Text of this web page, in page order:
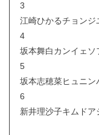
3
江崎ひかるチョンジ
4
坂本舞白カンイェソ
5
坂本志穂菜ヒュニン
6
新井理沙子キムドア